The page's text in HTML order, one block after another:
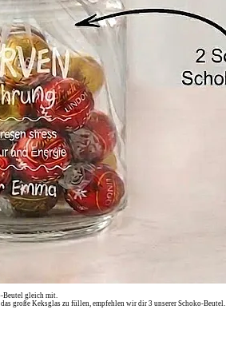
Beutel gleich mit.
große Keksglas zu füllen, empfehlen wir dir 3 unserer Schoko-Beutel.